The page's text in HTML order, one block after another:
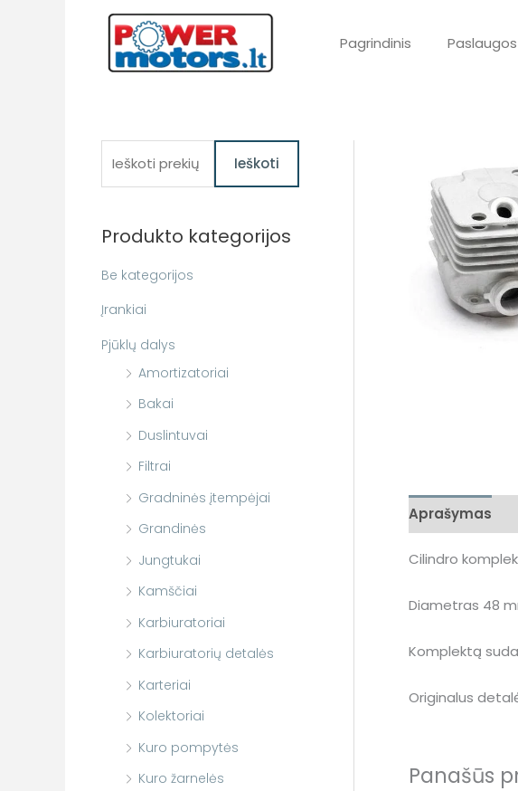
Pagrindinis Paslaugos
k
i
:
Ieškoti
Produkto kategorijos
Be kategorijos
Įrankiai
Pjūklų dalys
Amortizatoriai
Bakai
Duslintuvai
Filtrai
Gradninės įtempėjai
Grandinės
Jungtukai
Kamščiai
Karbiuratoriai
Karbiuratorių detalės
Karteriai
Kolektoriai
Kuro pompytės
Kuro žarnelės
Aprašymas
Cilindro
Diametras 48
Komplektą
Originalus
Panašūs